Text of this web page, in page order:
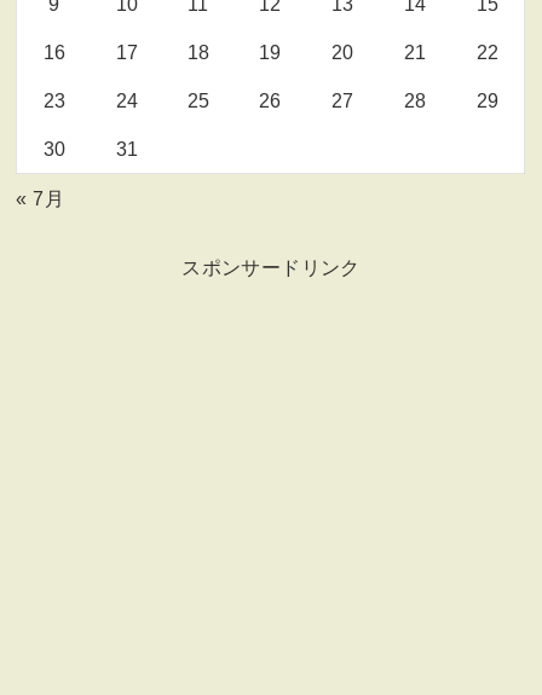
16 17 18 19 20 21 22
23 24 25 26 27 28 29
30 31
« 7月
スポンサードリンク